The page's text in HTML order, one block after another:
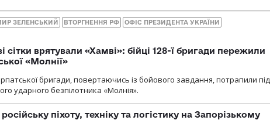
ЗЕЛЕНСЬКИЙ ВТОРГНЕННЯ РФ ОФІС ПРЕЗИДЕНТА УКРАЇНИ
сітки врятували «Хамві»: бійці 128-ї бригади пережили
«Молнії»
бригади, повертаючись із бойового завдання, потрапили під
ударного безпілотника «Молнія».
піхоту, техніку та логістику на Запорізькому